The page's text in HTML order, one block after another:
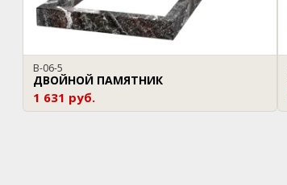
B-06-5
ДВОЙНОЙ ПАМЯТНИК
1 631 руб.